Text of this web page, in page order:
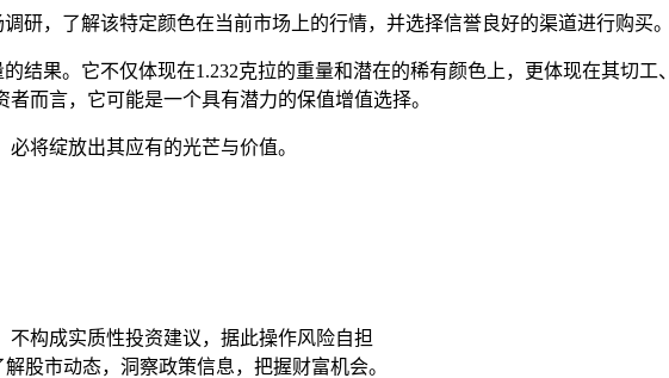
研，了解该特定颜色在当前市场上的行情，并选择信誉良好的渠道进行购买。
结果。它不仅体现在1.232克拉的重量和潜在的稀有颜色上，更体现在其切
而言，它可能是一个具有潜力的保值增值选择。
将绽放出其应有的光芒与价值。
构成实质性投资建议，据此操作风险自担
股市动态，洞察政策信息，把握财富机会。